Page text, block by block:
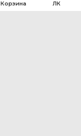
Корзина ЛК